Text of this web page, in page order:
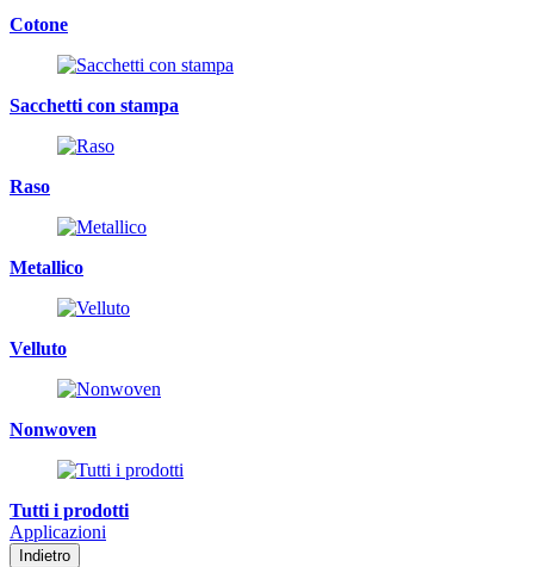
Cotone
Sacchetti con stampa
Raso
Metallico
Velluto
Nonwoven
Tutti i prodotti
Applicazioni
Indietro